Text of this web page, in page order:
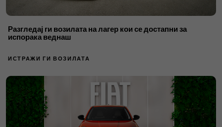
Разгледај ги возилата на лагер кои се достапни за
испорака веднаш
ИСТРАЖИ ГИ ВОЗИЛАТА